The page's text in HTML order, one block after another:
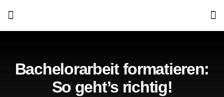
Bachelorarbeit formatieren:
So geht’s richtig!